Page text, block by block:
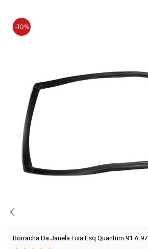
-10%
Borracha Da Janela Fixa Esq Quantum 91 A 97